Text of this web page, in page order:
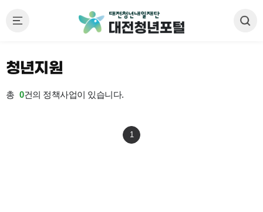
청년지원
총 0건의 정책사업이 있습니다.
1